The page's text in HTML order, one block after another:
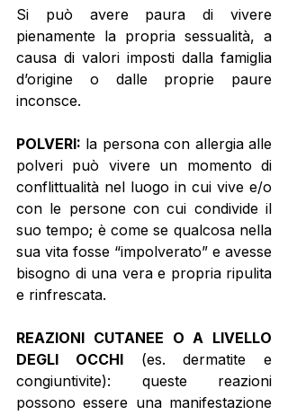
Si può avere paura di vivere
pienamente la propria sessualità, a
causa di valori imposti dalla famiglia
d’origine o dalle proprie paure
inconsce.
POLVERI: la persona con allergia alle
polveri può vivere un momento di
conflittualità nel luogo in cui vive e/o
con le persone con cui condivide il
suo tempo; è come se qualcosa nella
sua vita fosse “impolverato” e avesse
bisogno di una vera e propria ripulita
e rinfrescata.
REAZIONI CUTANEE O A LIVELLO
DEGLI OCCHI (es. dermatite e
congiuntivite): queste reazioni
possono essere una manifestazione